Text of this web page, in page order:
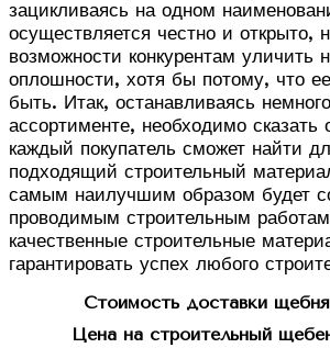
зацикливаясь на одном
осуществляется честно и открыто,
возможности конкурентам уличить
оплошности, хотя бы потому, что
быть. Итак, останавливаясь
ассортименте, необходимо сказать
каждый покупатель сможет найти
подходящий строительный
самым наилучшим образом будет
проводимым строительным
качественные строительные
гарантировать успех любого
Стоимость доставки
Цена на строительный